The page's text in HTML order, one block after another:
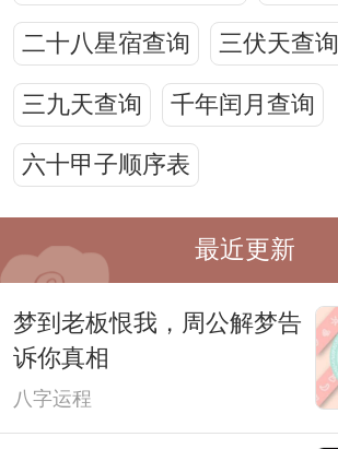
二十八星宿查询 三伏天查询
三九天查询 千年闰月查询
六十甲子顺序表
最近更新
梦到老板恨我，周公解梦告
诉你真相
八字运程